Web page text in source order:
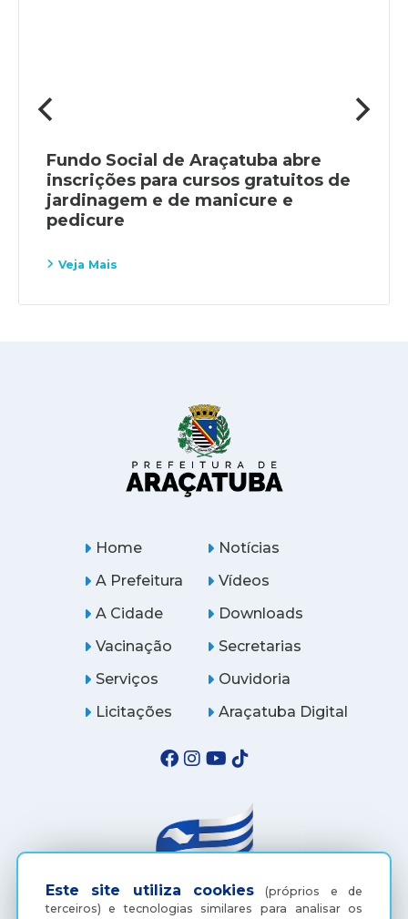
Fundo Social de Araçatuba abre
inscrições para cursos gratuitos de
jardinagem e de manicure e
pedicure
Veja Mais
Este site utiliza cookies (próprios e de
terceiros) e tecnologias similares para analisar os
Home
A Prefeitura
A Cidade
Notícias
Vídeos
Downloads
Vacinação
Serviços
Licitações
Secretarias
Ouvidoria
Araçatuba Digital